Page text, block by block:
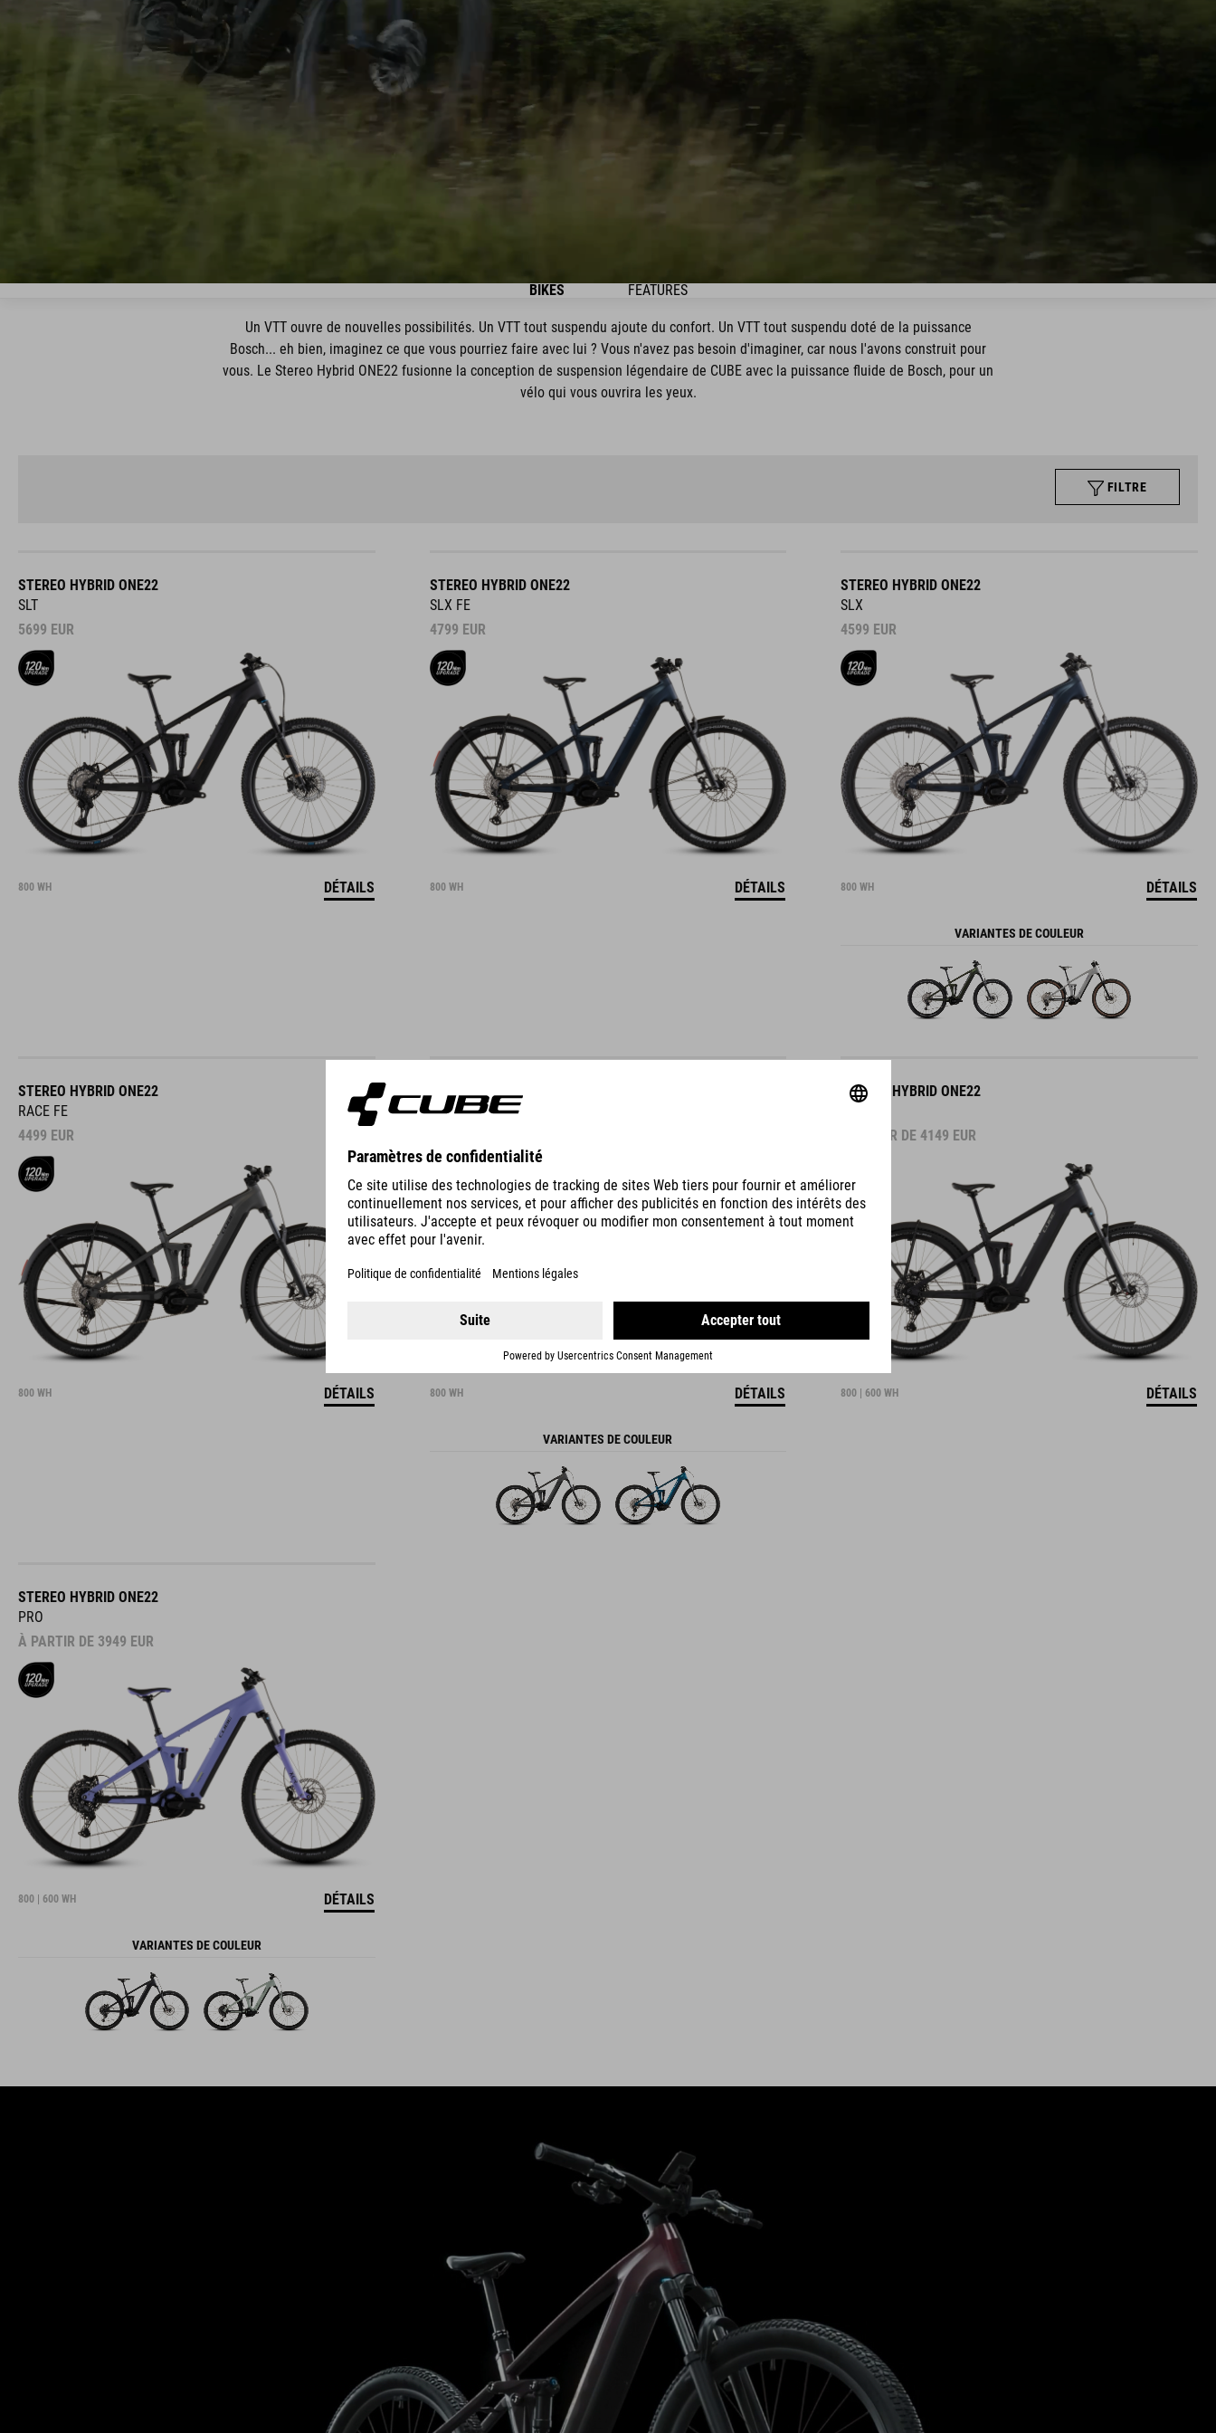
BIKES FEATURES
Un VTT ouvre de nouvelles possibilités. Un VTT tout suspendu ajoute du confort. Un VTT tout suspendu doté de la puissance
Bosch... eh bien, imaginez ce que vous pourriez faire avec lui ? Vous n'avez pas besoin d'imaginer, car nous l'avons construit pour
vous. Le Stereo Hybrid ONE22 fusionne la conception de suspension légendaire de CUBE avec la puissance fluide de Bosch, pour un
vélo qui vous ouvrira les yeux.
FILTRE
STEREO HYBRID ONE22
SLT
5699 EUR
800 WH DÉTAILS
STEREO HYBRID ONE22
SLX FE
4799 EUR
800 WH DÉTAILS
STEREO HYBRID ONE22
SLX
4599 EUR
800 WH DÉTAILS
VARIANTES DE COULEUR
STEREO HYBRID ONE22
RACE FE
4499 EUR
800 WH DÉTAILS
STEREO HYBRID ONE22
RACE
800 WH DÉTAILS
VARIANTES DE COULEUR
STEREO HYBRID ONE22
À PARTIR DE 4149 EUR
800 | 600 WH DÉTAILS
STEREO HYBRID ONE22
PRO
À PARTIR DE 3949 EUR
800 | 600 WH DÉTAILS
VARIANTES DE COULEUR